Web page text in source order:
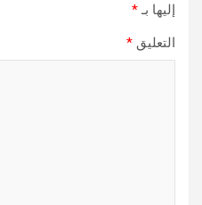
إليها بـ*
التعليق *